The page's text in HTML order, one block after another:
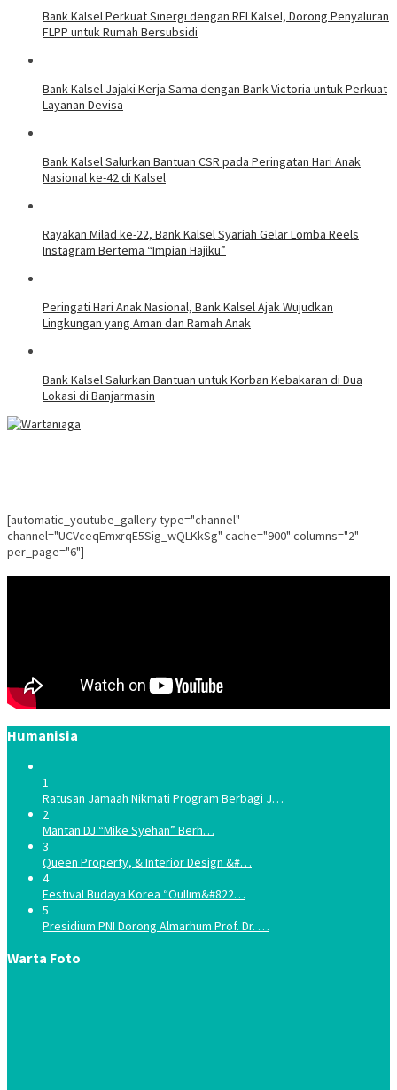
Bank Kalsel Perkuat Sinergi dengan REI Kalsel, Dorong Penyaluran
FLPP untuk Rumah Bersubsidi
Bank Kalsel Jajaki Kerja Sama dengan Bank Victoria untuk Perkuat
Layanan Devisa
Bank Kalsel Salurkan Bantuan CSR pada Peringatan Hari Anak
Nasional ke-42 di Kalsel
Rayakan Milad ke-22, Bank Kalsel Syariah Gelar Lomba Reels
Instagram Bertema “Impian Hajiku”
Peringati Hari Anak Nasional, Bank Kalsel Ajak Wujudkan
Lingkungan yang Aman dan Ramah Anak
Bank Kalsel Salurkan Bantuan untuk Korban Kebakaran di Dua
Lokasi di Banjarmasin
[automatic_youtube_gallery type="channel"
channel="UCVceqEmxrqE5Sig_wQLKkSg" cache="900" columns="2"
per_page="6"]
Humanisia
1
Ratusan Jamaah Nikmati Program Berbagi J…
2
Mantan DJ “Mike Syehan” Berh…
3
Queen Property, & Interior Design &#…
4
Festival Budaya Korea “Oullim&#822…
5
Presidium PNI Dorong Almarhum Prof. Dr. …
Warta Foto